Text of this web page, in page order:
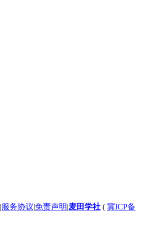
|服务协议|免责声明|麦田学社 ( 冀ICP备